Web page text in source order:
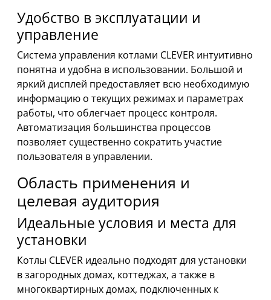
Удобство в эксплуатации и
управление
Система управления котлами CLEVER интуитивно
понятна и удобна в использовании. Большой и
яркий дисплей предоставляет всю необходимую
информацию о текущих режимах и параметрах
работы, что облегчает процесс контроля.
Автоматизация большинства процессов
позволяет существенно сократить участие
пользователя в управлении.
Область применения и
целевая аудитория
Идеальные условия и места для
установки
Котлы CLEVER идеально подходят для установки
в загородных домах, коттеджах, а также в
многоквартирных домах, подключенных к